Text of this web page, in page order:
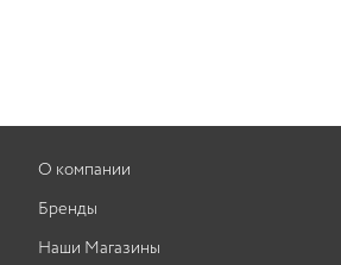
О компании
Бренды
Наши Магазины